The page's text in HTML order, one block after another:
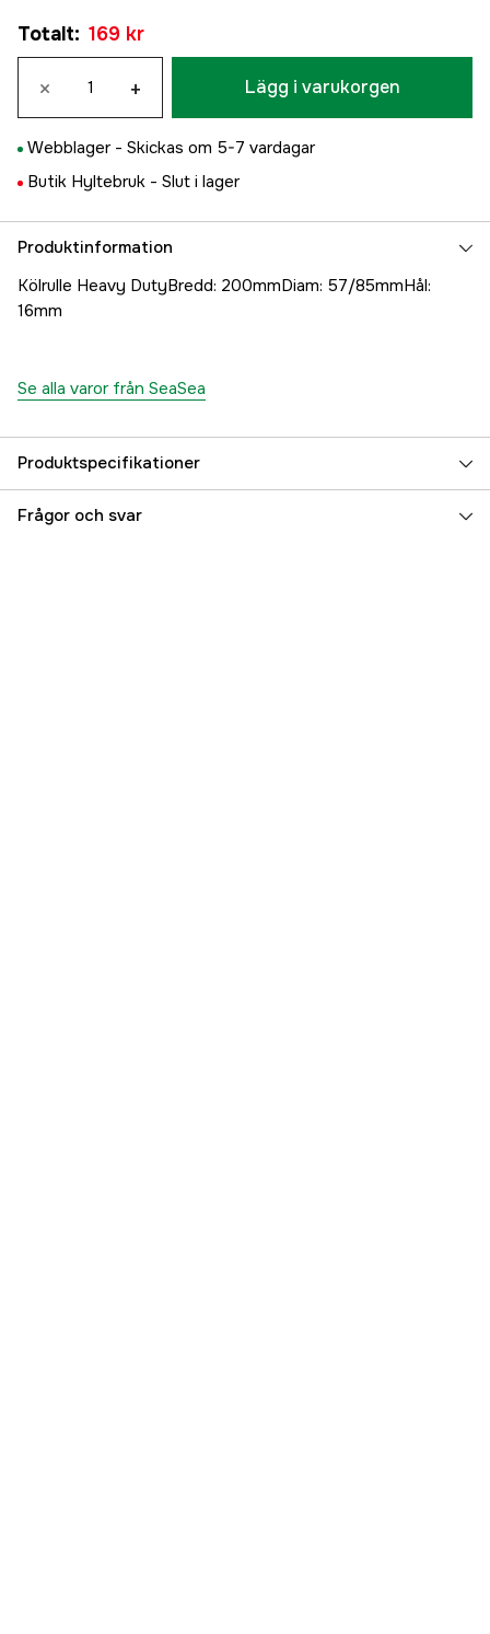
Totalt: 169 kr
× + Lägg i varukorgen
Webblager - Skickas om 5-7 vardagar
Butik Hyltebruk - Slut i lager
Produktinformation
Kölrulle Heavy DutyBredd: 200mmDiam: 57/85mmHål:
16mm
Se alla varor från SeaSea
Produktspecifikationer
Referensnummer 5000020441
Frågor och svar